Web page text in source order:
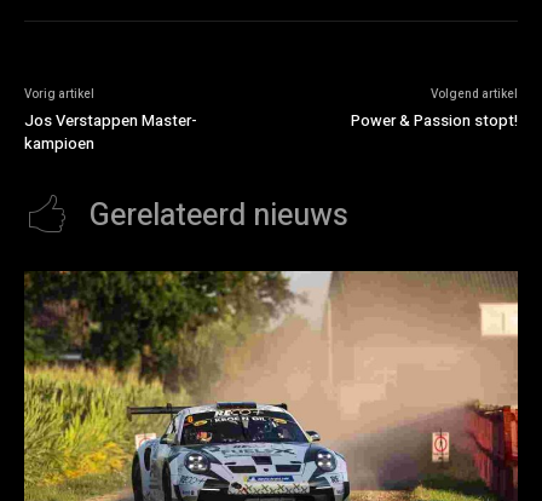
Vorig artikel
Jos Verstappen Master-
kampioen
Volgend artikel
Power & Passion stopt!
Gerelateerd nieuws